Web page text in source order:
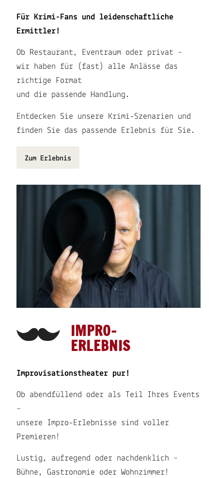
Für Krimi-Fans und leidenschaftliche
Ermittler!
Ob Restaurant, Eventraum oder privat –
wir haben für (fast) alle Anlässe das
richtige Format
und die passende Handlung.
Entdecken Sie unsere Krimi-Szenarien und
finden Sie das passende Erlebnis für Sie.
Zum Erlebnis
IMPRO-
ERLEBNIS
Improvisationstheater pur!
Ob abendfüllend oder als Teil Ihres Events
–
unsere Impro-Erlebnisse sind voller
Premieren!
Lustig, aufregend oder nachdenklich –
Bühne, Gastronomie oder Wohnzimmer!